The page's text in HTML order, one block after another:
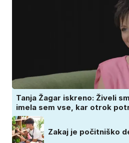
Tanja Žagar iskreno: Živeli
imela sem vse, kar otrok
Zakaj je počitniško